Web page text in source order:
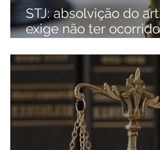
STJ: absolvição do
exige não ter